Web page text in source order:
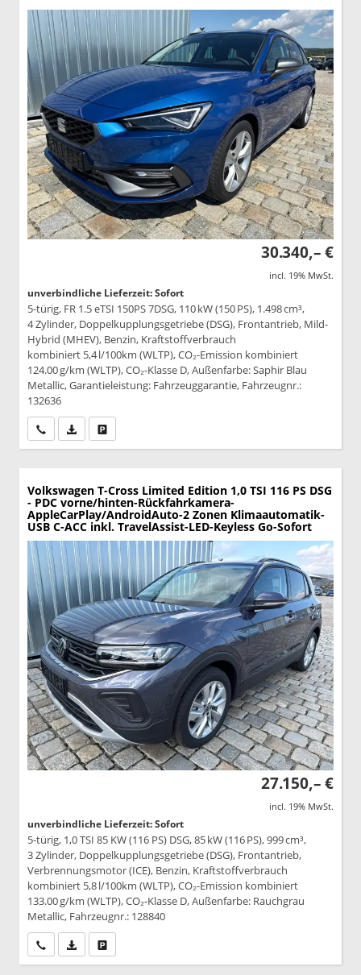
30.340,– €
incl. 19% MwSt.
unverbindliche Lieferzeit: Sofort
5-türig, FR 1.5 eTSI 150PS 7DSG, 110 kW (150 PS), 1.498 cm³,
4 Zylinder, Doppelkupplungsgetriebe (DSG), Frontantrieb, Mild-
Hybrid (MHEV), Benzin, Kraftstoffverbrauch
kombiniert 5,4 l/100km (WLTP), CO₂-Emission kombiniert
124.00 g/km (WLTP), CO₂-Klasse D, Außenfarbe: Saphir Blau
Metallic, Garantieleistung: Fahrzeuggarantie, Fahrzeugnr.:
132636
Wir rufen Sie anPDF-Datei, Fahrzeugexposé drucken
Volkswagen T-Cross Limited Edition 1,0 TSI 116 PS DSG
- PDC vorne/hinten-Rückfahrkamera-
AppleCarPlay/AndroidAuto-2 Zonen Klimaautomatik-
USB C-ACC inkl. TravelAssist-LED-Keyless Go-Sofort
27.150,– €
incl. 19% MwSt.
unverbindliche Lieferzeit: Sofort
5-türig, 1,0 TSI 85 KW (116 PS) DSG, 85 kW (116 PS), 999 cm³,
3 Zylinder, Doppelkupplungsgetriebe (DSG), Frontantrieb,
Verbrennungsmotor (ICE), Benzin, Kraftstoffverbrauch
kombiniert 5,8 l/100km (WLTP), CO₂-Emission kombiniert
133.00 g/km (WLTP), CO₂-Klasse D, Außenfarbe: Rauchgrau
Metallic, Fahrzeugnr.: 128840
Wir rufen Sie anPDF-Datei, Fahrzeugexposé drucken